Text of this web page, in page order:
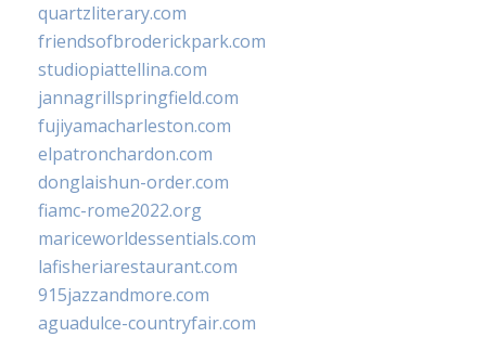
quartzliterary.com
friendsofbroderickpark.com
studiopiattellina.com
jannagrillspringfield.com
fujiyamacharleston.com
elpatronchardon.com
donglaishun-order.com
fiamc-rome2022.org
mariceworldessentials.com
lafisheriarestaurant.com
915jazzandmore.com
aguadulce-countryfair.com